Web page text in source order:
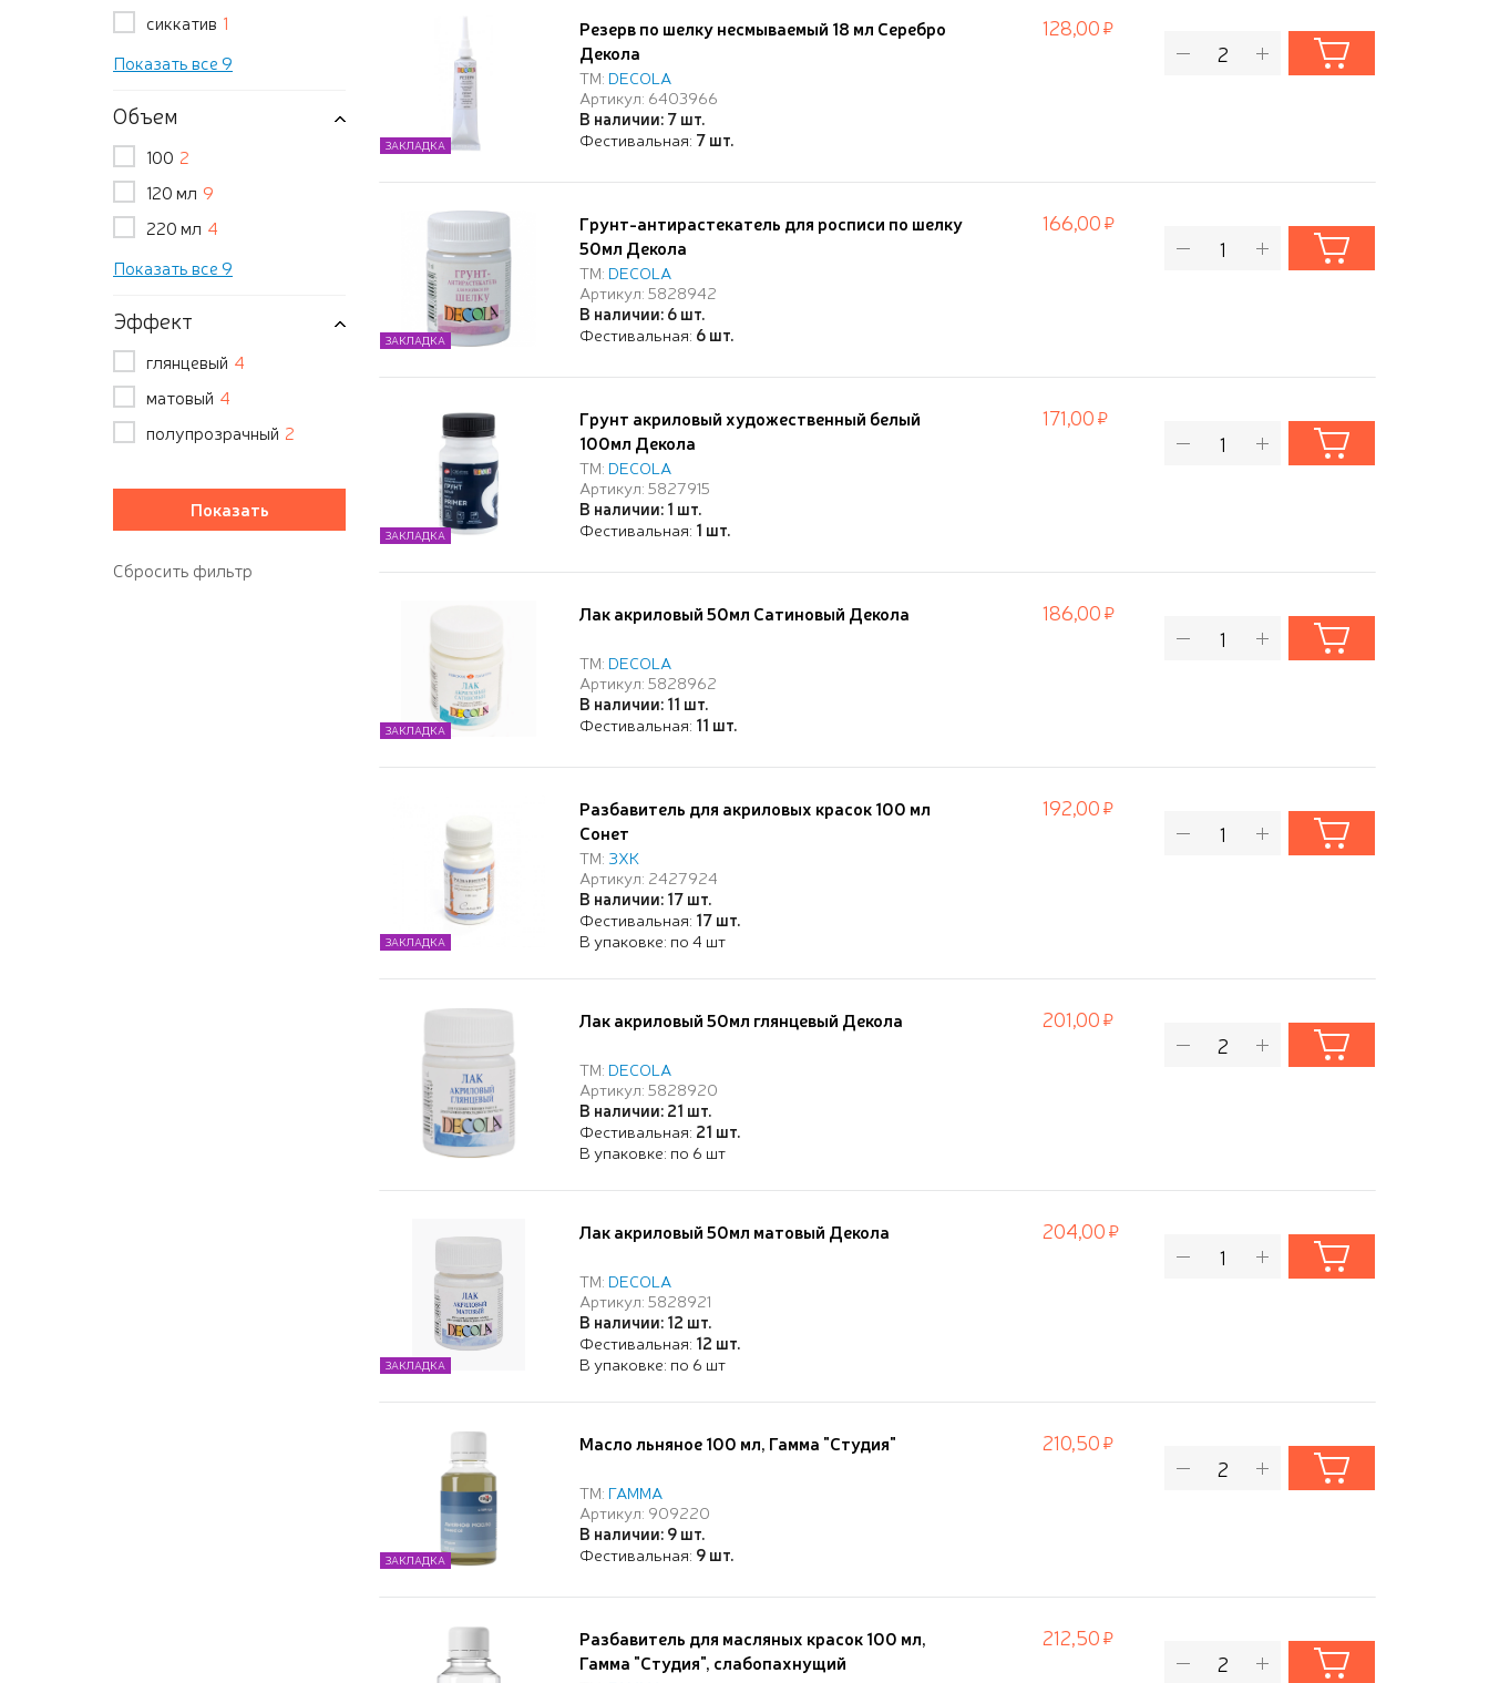
сиккатив 1
Показать все 9
Объем
100 2
120 мл 9
220 мл 4
Показать все 9
Эффект
глянцевый 4
матовый 4
полупрозрачный 2
Резерв по шелку несмываемый 18 мл Серебро
Декола
ТМ: DECOLA
Артикул: 6403966
В наличии: 7 шт.
Фестивальная: 7 шт.
ЗАКЛАДКА
128,00
Грунт-антирастекатель для росписи по шелку
50мл Декола
ТМ: DECOLA
Артикул: 5828942
В наличии: 6 шт.
Фестивальная: 6 шт.
ЗАКЛАДКА
166,00
Грунт акриловый художественный белый
100мл Декола
ТМ: DECOLA
Артикул: 5827915
В наличии: 1 шт.
Фестивальная: 1 шт.
ЗАКЛАДКА
171,00
Лак акриловый 50мл Сатиновый Декола
ТМ: DECOLA
Артикул: 5828962
В наличии: 11 шт.
Фестивальная: 11 шт.
ЗАКЛАДКА
186,00
Разбавитель для акриловых красок 100 мл
Сонет
ТМ: ЗХК
Артикул: 2427924
В наличии: 17 шт.
Фестивальная: 17 шт.
В упаковке: по 4 шт
ЗАКЛАДКА
192,00
Лак акриловый 50мл глянцевый Декола
ТМ: DECOLA
Артикул: 5828920
В наличии: 21 шт.
Фестивальная: 21 шт.
В упаковке: по 6 шт
201,00
Лак акриловый 50мл матовый Декола
ТМ: DECOLA
Артикул: 5828921
В наличии: 12 шт.
Фестивальная: 12 шт.
В упаковке: по 6 шт
ЗАКЛАДКА
204,00
Масло льняное 100 мл, Гамма "Студия"
ТМ: ГАММА
Артикул: 909220
В наличии: 9 шт.
Фестивальная: 9 шт.
ЗАКЛАДКА
210,50
Разбавитель для масляных красок 100 мл,
Гамма "Студия", слабопахнущий
212,50